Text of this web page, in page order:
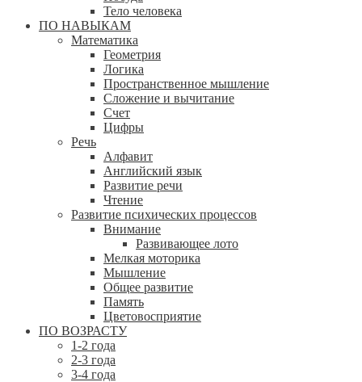
Тело человека
ПО НАВЫКАМ
Математика
Геометрия
Логика
Пространственное мышление
Сложение и вычитание
Счет
Цифры
Речь
Алфавит
Английский язык
Развитие речи
Чтение
Развитие психических процессов
Внимание
Развивающее лото
Мелкая моторика
Мышление
Общее развитие
Память
Цветовосприятие
ПО ВОЗРАСТУ
1-2 года
2-3 года
3-4 года